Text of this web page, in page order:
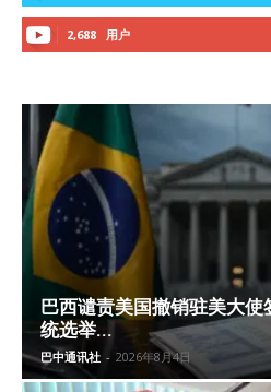
2,688 用户
巴西谴责美国撤销驻美大使
统选举...
巴中通讯社 - 2026年8月4日